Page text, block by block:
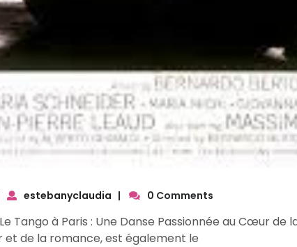
estebanyclaudia | 0 Comments
Tango à Paris : Une Danse Passionnée au Cœur de
et de la romance, est également le